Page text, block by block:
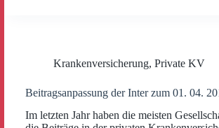
Krankenversicherung, Private KV
Beitragsanpassung der Inter zum 01. 04.
Im letzten Jahr haben die meisten